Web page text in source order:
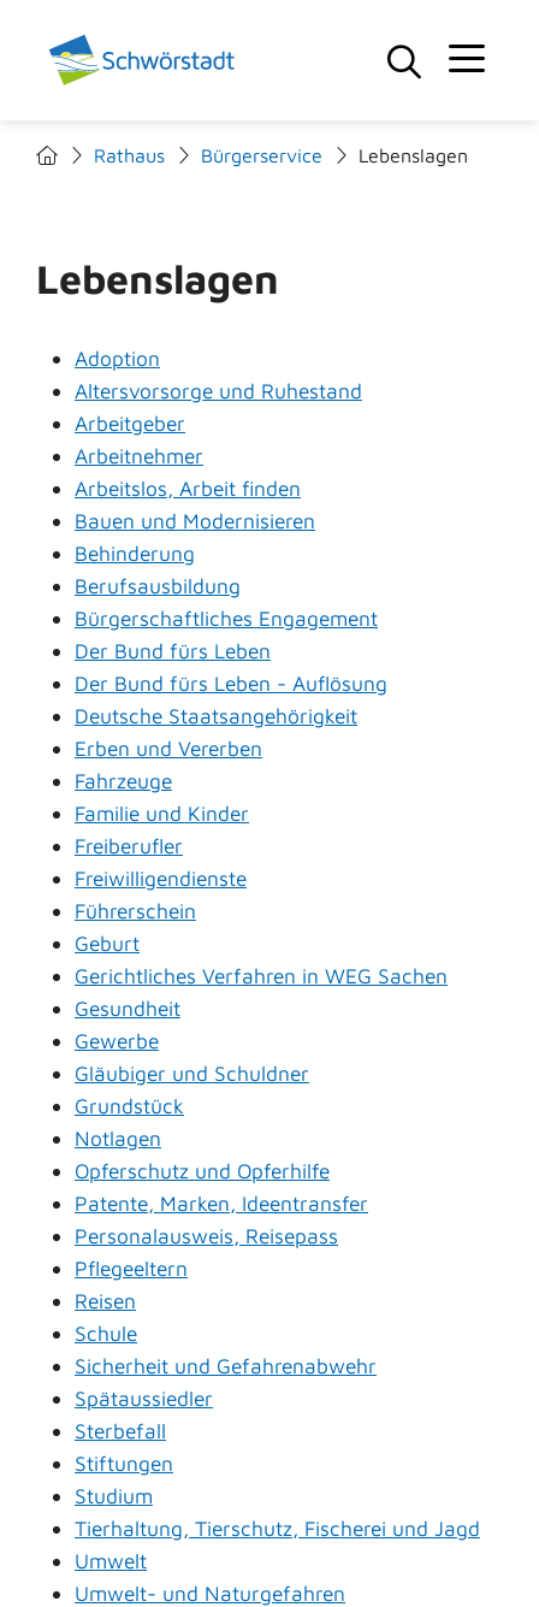
Rathaus Bürgerservice Lebenslagen
Lebenslagen
Adoption
Altersvorsorge und Ruhestand
Arbeitgeber
Arbeitnehmer
Arbeitslos, Arbeit finden
Bauen und Modernisieren
Behinderung
Berufsausbildung
Bürgerschaftliches Engagement
Der Bund fürs Leben
Der Bund fürs Leben - Auflösung
Deutsche Staatsangehörigkeit
Erben und Vererben
Fahrzeuge
Familie und Kinder
Freiberufler
Freiwilligendienste
Führerschein
Geburt
Gerichtliches Verfahren in WEG Sachen
Gesundheit
Gewerbe
Gläubiger und Schuldner
Grundstück
Notlagen
Opferschutz und Opferhilfe
Patente, Marken, Ideentransfer
Personalausweis, Reisepass
Pflegeeltern
Reisen
Schule
Sicherheit und Gefahrenabwehr
Spätaussiedler
Sterbefall
Stiftungen
Studium
Tierhaltung, Tierschutz, Fischerei und Jagd
Umwelt
Umwelt- und Naturgefahren